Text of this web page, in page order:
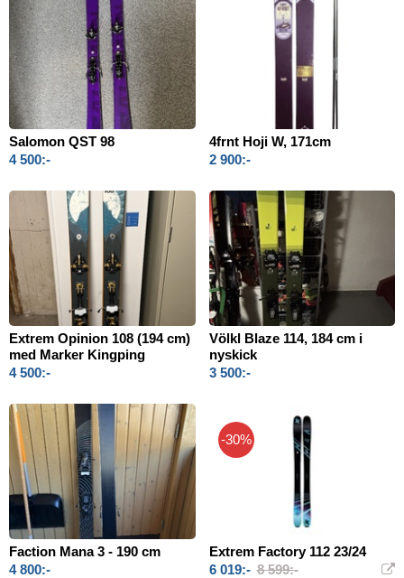
Salomon QST 98
4 500:-
4frnt Hoji W, 171cm
2 900:-
Extrem Opinion 108 (194 cm)
med Marker Kingping
4 500:-
Völkl Blaze 114, 184 cm i
nyskick
3 500:-
Faction Mana 3 - 190 cm
4 800:-
-30%
Extrem Factory 112 23/24
6 019:- 8 599:-